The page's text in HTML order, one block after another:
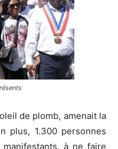
de plomb, amenait la
plus, 1.300 personnes
à ne faire